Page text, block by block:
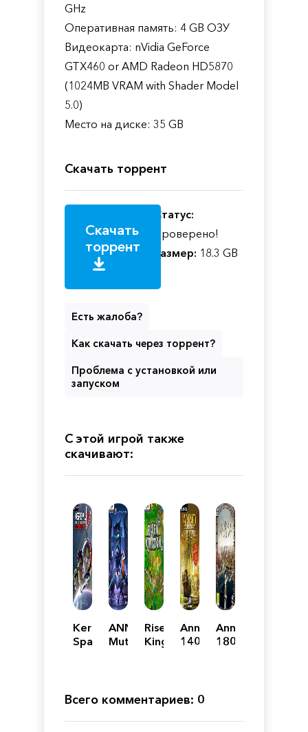
GHz
Оперативная память: 4 GB ОЗУ
Видеокарта: nVidia GeForce
GTX460 or AMD Radeon HD5870
(1024MB VRAM with Shader Model
5.0)
Место на диске: 35 GB
Скачать торрент
Скачать
торрент
Статус:
Проверено!
Размер: 18.3 GB
Есть жалоба?
Как скачать через торрент?
Проблема с установкой или
запуском
С этой игрой также
скачивают:
Kerbal
Space
ANNO:
Mutationem
Risen
Kingdom
Anno
1404:
Anno
1800
Всего комментариев: 0